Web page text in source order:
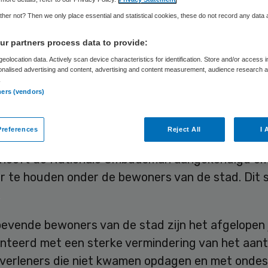
Skipr Redactie 11 januari 2016,09:28 39 keer gelezen
jaar zijn er 283 klachten binnengekomen bij
van de gemeente Enschede. Op
de Nationale Ombudsman aangekondigd
te houden onder de bewoners van de stad. Dit
bewoners van de stad zijn het afgelopen
met een sterke vermindering van het
die niet kwamen opdagen en met
not? Then we only place essential and statistical cookies, these do not record any data
partners process data to provide:
data. Actively scan device characteristics for identification. Store and/or access
advertising and content, advertising and content measurement, audience research
(vendors)
Reject All I